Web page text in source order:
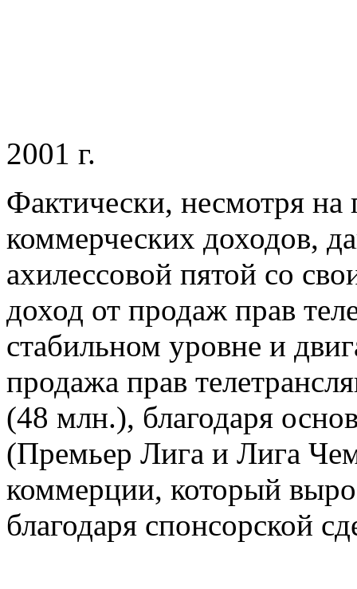
2001 г.
Фактически, несмотря на
коммерческих доходов,
ахилессовой пятой со
доход от продаж прав
стабильном уровне и
продажа прав
(48 млн.), благодаря
(Премьер Лига и Лига
коммерции, который
благодаря спонсорской